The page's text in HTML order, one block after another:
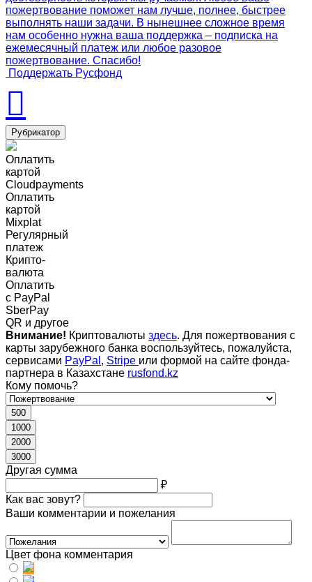
пожертвование поможет нам лучше, полнее, быстрее
выполнять наши задачи. В нынешнее сложное время
нам особенно нужна ваша поддержка – подписка на
ежемесячный платеж или любое разовое
пожертвование. Спасибо!
Поддержать Русфонд
Рубрикатор
Оплатить
картой
Cloudpayments
Оплатить
картой
Mixplat
Регулярный
платеж
Крипто-
валюта
Оплатить
c PayPal
SberPay
QR и другое
Внимание! Криптовалюты здесь. Для пожертвования с
карты зарубежного банка воспользуйтесь, пожалуйста,
сервисами PayPal , Stripe или формой на сайте фонда-
партнера в Казахстане rusfond.kz
Кому помочь?
500
1000
2000
3000
Другая сумма
₽
Как вас зовут?
Ваши комментарии и пожелания
Цвет фона комментария